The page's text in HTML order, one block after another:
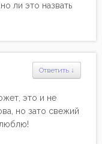
ли это назвать
Ответить ↓
это и не
но зато свежий